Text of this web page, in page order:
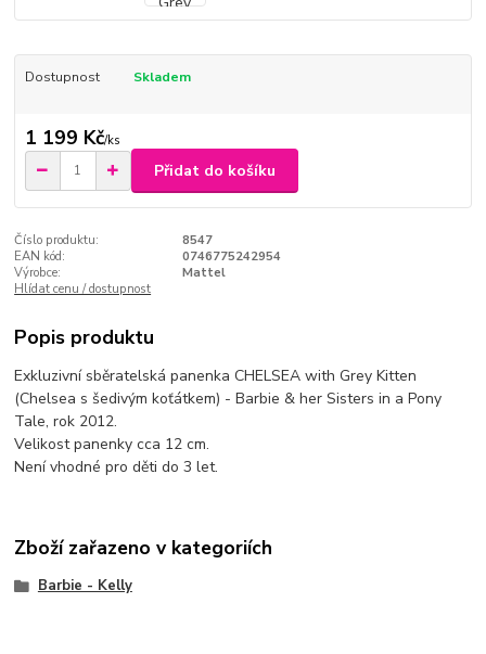
Dostupnost Skladem
1 199 Kč/ks
Přidat do košíku
Číslo produktu:
8547
EAN kód:
0746775242954
Výrobce:
Mattel
Hlídat cenu / dostupnost
Popis produktu
Exkluzivní sběratelská panenka CHELSEA with Grey Kitten
(Chelsea s šedivým koťátkem) - Barbie & her Sisters in a Pony
Tale, rok 2012.
Velikost panenky cca 12 cm.
Není vhodné pro děti do 3 let.
Zboží zařazeno v kategoriích
Barbie - Kelly